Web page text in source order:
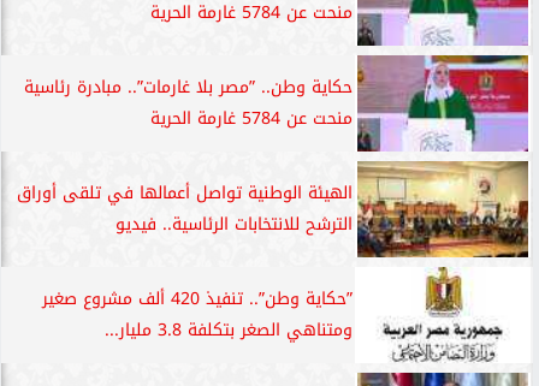
منحت عن 5784 غارمة الحرية
حكاية وطن.. ”مصر بلا غارمات”.. مبادرة رئاسية
منحت عن 5784 غارمة الحرية
الهيئة الوطنية تواصل أعمالها في تلقى أوراق
الترشح للانتخابات الرئاسية.. فيديو
”حكاية وطن”.. تنفيذ 420 ألف مشروع صغير
ومتناهي الصغر بتكلفة 3.8 مليار...